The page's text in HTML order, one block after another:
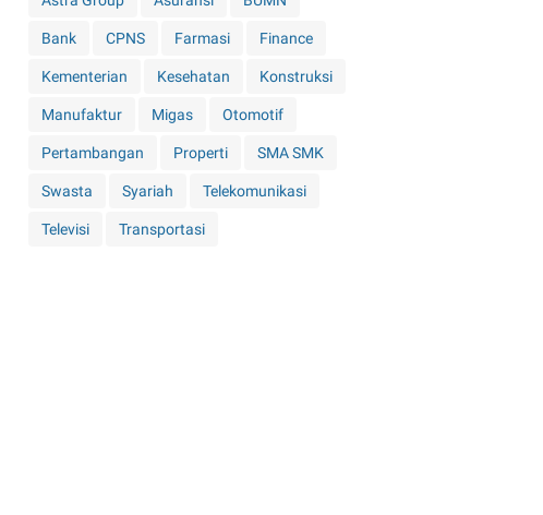
Bank CPNS Farmasi Finance
Kementerian Kesehatan Konstruksi
Manufaktur Migas Otomotif
Pertambangan Properti SMA SMK
Swasta Syariah Telekomunikasi
Televisi Transportasi